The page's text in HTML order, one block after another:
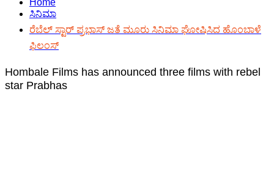
Home
ಸಿನಿಮಾ
ರೆಬೆಲ್ ಸ್ಟಾರ್ ಪ್ರಭಾಸ್ ಜತೆ ಮೂರು ಸಿನಿಮಾ ಘೋಷಿಸಿದ ಹೊಂಬಾಳೆ
ಫಿಲಂಸ್
Hombale Films has announced three films with rebel
star Prabhas